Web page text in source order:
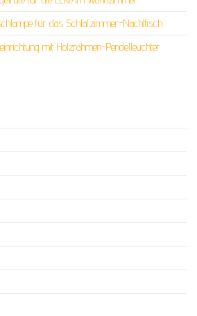
für das Schlafzimmer-Nachttisch
mit Holzrahmen-Pendelleuchter